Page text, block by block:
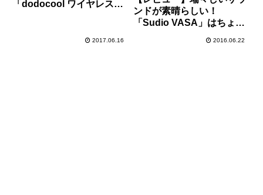
「dodocool ワイヤレスチ
2017.06.16
ンドが素晴らしい！
「Sudio VASA」はちょっ
人に超おすすめの有線イヤ
2016.06.22